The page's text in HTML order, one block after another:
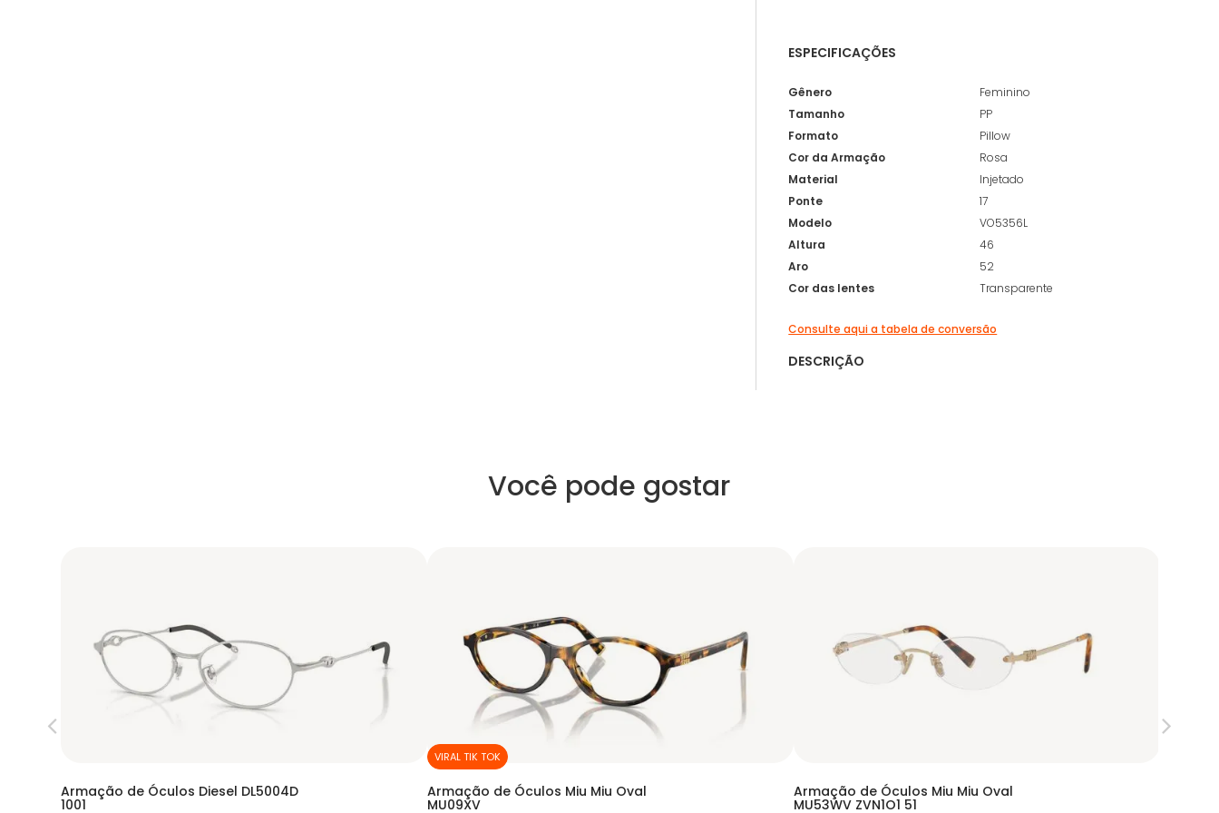
ESPECIFICAÇÕES
Gênero
Feminino
Tamanho
PP
Formato
Pillow
Cor da Armação
Rosa
Material
Injetado
Ponte
17
Modelo
VO5356L
Altura
46
Aro
52
Cor das lentes
Transparente
Consulte aqui a tabela de conversão
DESCRIÇÃO
Você pode gostar
Armação de Óculos Diesel DL5004D
1001
VIRAL TIK TOK
Armação de Óculos Miu Miu Oval
MU09XV
Armação de Óculos Miu Miu Oval
MU53WV ZVN1O1 51